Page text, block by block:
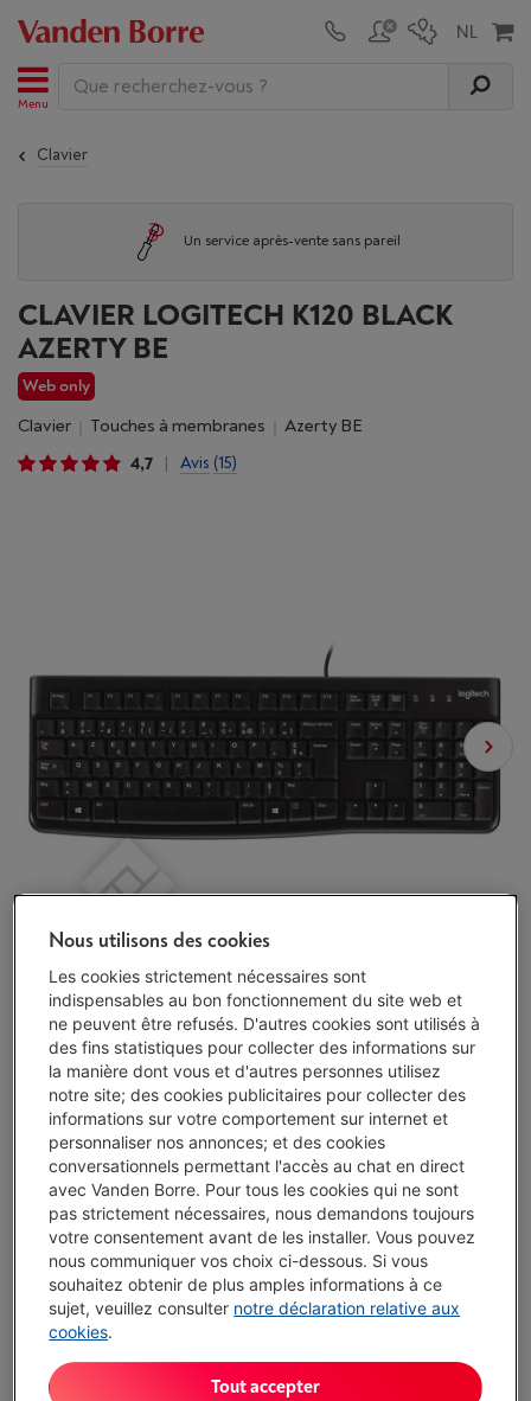
Menu
Clavier
Un service après-vente sans pareil
CLAVIER LOGITECH K120 BLACK
AZERTY BE
Web only
Clavier Touches à membranes
Azerty BE
4,7
Avis (15)
Disponible -Voir le stock
€ 12,99
J'achète
Comparer
´Fiable et durable´
Nous utilisons des cookies
Les cookies strictement nécessaires sont
indispensables au bon fonctionnement du site web et
ne peuvent être refusés. D'autres cookies sont utilisés à
des fins statistiques pour collecter des informations sur
la manière dont vous et d'autres personnes utilisez
notre site; des cookies publicitaires pour collecter des
informations sur votre comportement sur internet et
personnaliser nos annonces; et des cookies
conversationnels permettant l'accès au chat en direct
avec Vanden Borre. Pour tous les cookies qui ne sont
pas strictement nécessaires, nous demandons toujours
votre consentement avant de les installer. Vous pouvez
nous communiquer vos choix ci-dessous. Si vous
souhaitez obtenir de plus amples informations à ce
sujet, veuillez consulter notre déclaration relative aux
cookies.
Tout accepter